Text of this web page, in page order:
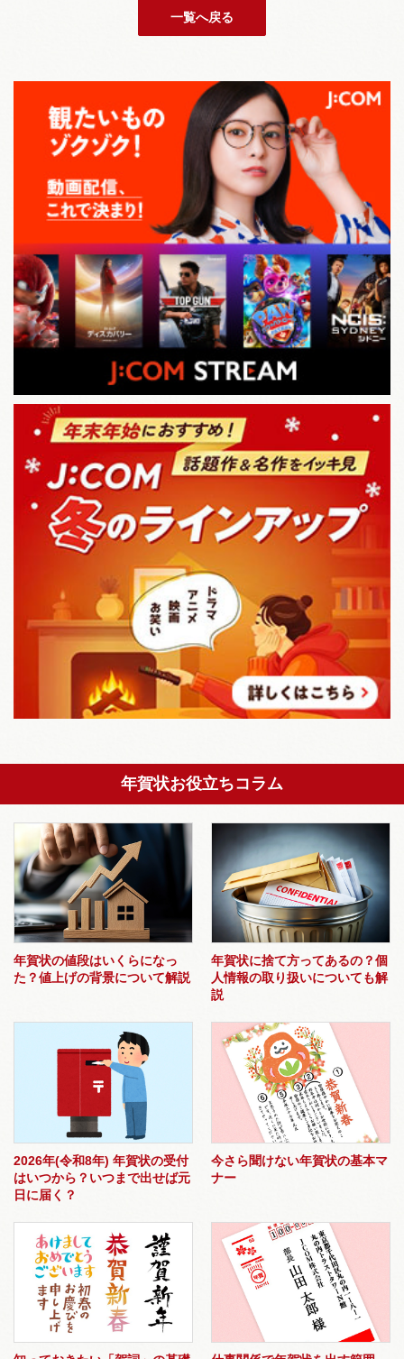
一覧へ戻る
年賀状お役立ちコラム
年賀状の値段はいくらになっ
た？値上げの背景について解説
年賀状に捨て方ってあるの？個
人情報の取り扱いについても解
説
2026年(令和8年) 年賀状の受付
はいつから？いつまで出せば元
日に届く？
今さら聞けない年賀状の基本マ
ナー